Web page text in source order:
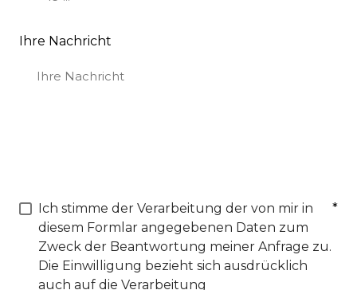
Ihre Nachricht
Ich stimme der Verarbeitung der von mir in
diesem Formlar angegebenen Daten zum
Zweck der Beantwortung meiner Anfrage zu.
Die Einwilligung bezieht sich ausdrücklich
auch auf die Verarbeitung
*